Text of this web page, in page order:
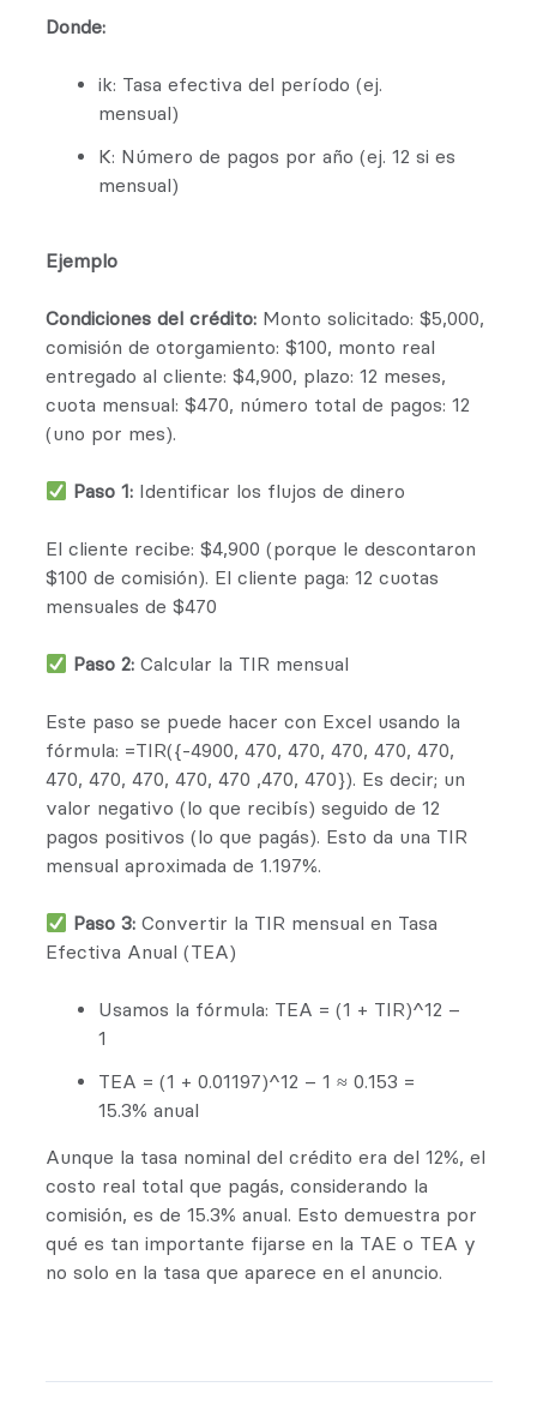
Donde:
ik: Tasa efectiva del período (ej.
mensual)
K: Número de pagos por año (ej. 12 si es
mensual)
Ejemplo
Condiciones del crédito: Monto solicitado: $5,000,
comisión de otorgamiento: $100, monto real
entregado al cliente: $4,900, plazo: 12 meses,
cuota mensual: $470, número total de pagos: 12
(uno por mes).
Paso 1:Identificar los flujos de dinero
El cliente recibe: $4,900 (porque le descontaron
$100 de comisión). El cliente paga: 12 cuotas
mensuales de $470
Paso 2:Calcular la TIR mensual
Este paso se puede hacer con Excel usando la
fórmula: =TIR({-4900, 470, 470, 470, 470, 470,
470, 470, 470, 470, 470 ,470, 470}). Es decir; un
valor negativo (lo que recibís) seguido de 12
pagos positivos (lo que pagás). Esto da una TIR
mensual aproximada de 1.197%.
Paso 3:Convertir la TIR mensual en Tasa
Efectiva Anual (TEA)
Usamos la fórmula: TEA = (1 + TIR)^12 –
1
TEA = (1 + 0.01197)^12 – 1 ≈ 0.153 =
15.3% anual
Aunque la tasa nominal del crédito era del 12%, el
costo real total que pagás, considerando la
comisión, es de 15.3% anual. Esto demuestra por
qué es tan importante fijarse en la TAE o TEA y
no solo en la tasa que aparece en el anuncio.